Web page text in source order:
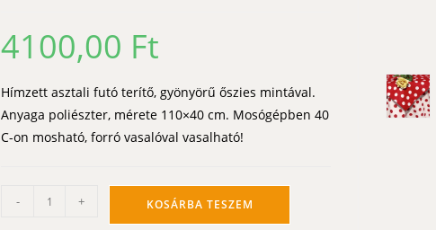
4100,00 Ft
Hímzett asztali futó terítő, gyönyörű őszies mintával.
Anyaga poliészter, mérete 110×40 cm. Mosógépben 40
C-on mosható, forró vasalóval vasalható!
- + KOSÁRBA TESZEM